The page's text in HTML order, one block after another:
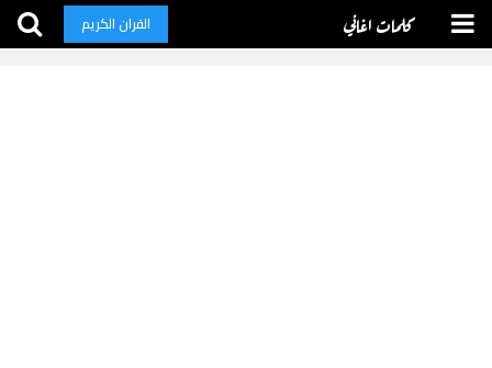
كلمات اغاني القران الكريم